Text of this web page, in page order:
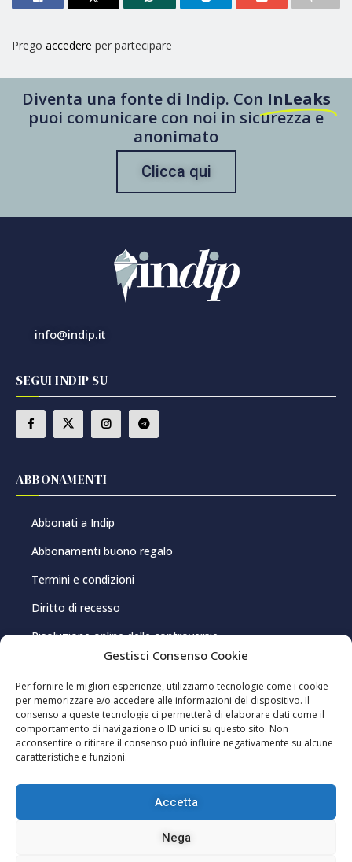
Gestisci Consenso Cookie
Per fornire le migliori esperienze, utilizziamo tecnologie come i cookie
per memorizzare e/o accedere alle informazioni del dispositivo. Il
consenso a queste tecnologie ci permetterà di elaborare dati come il
comportamento di navigazione o ID unici su questo sito. Non
acconsentire o ritirare il consenso può influire negativamente su alcune
caratteristiche e funzioni.
Accetta
Nega
Prego accedere per partecipare
Diventa una fonte di Indip. Con InLeaks
puoi comunicare con noi in sicurezza e
anonimato
Clicca qui
info@indip.it
SEGUI INDIP SU
ABBONAMENTI
Abbonati a Indip
Abbonamenti buono regalo
Termini e condizioni
Diritto di recesso
Risoluzione online delle controversie
PRIVACY E COOKIE
Privacy Policy
Cookie Policy
Gestisci consenso cookie
Editoriale Indip Srl – P.IVA 03962150920 – Registrazione al Registro della